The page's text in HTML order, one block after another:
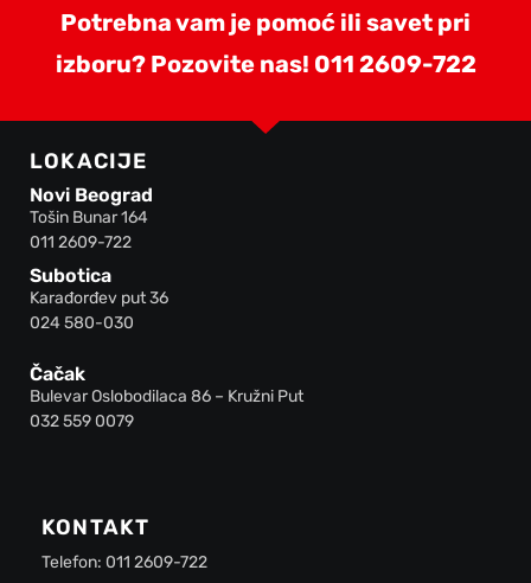
Potrebna vam je pomoć ili savet pri
izboru? Pozovite nas! 011 2609-722
LOKACIJE
Novi Beograd
Tošin Bunar 164
011 2609-722
Subotica
Karađorđev put 36
024 580-030
Čačak
Bulevar Oslobodilaca 86 – Kružni Put
032 559 0079
KONTAKT
Telefon: 011 2609-722